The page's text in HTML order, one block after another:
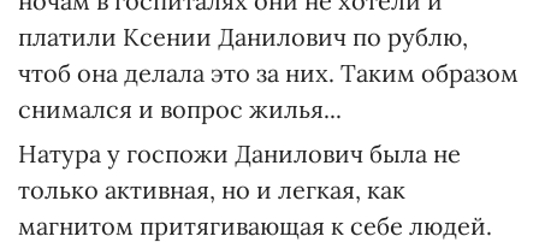
платили Ксении Данилович по рублю,
чтоб она делала это за них. Таким образом
снимался и вопрос жилья...
Натура у госпожи Данилович была не
только активная, но и легкая, как
магнитом притягивающая к себе людей.